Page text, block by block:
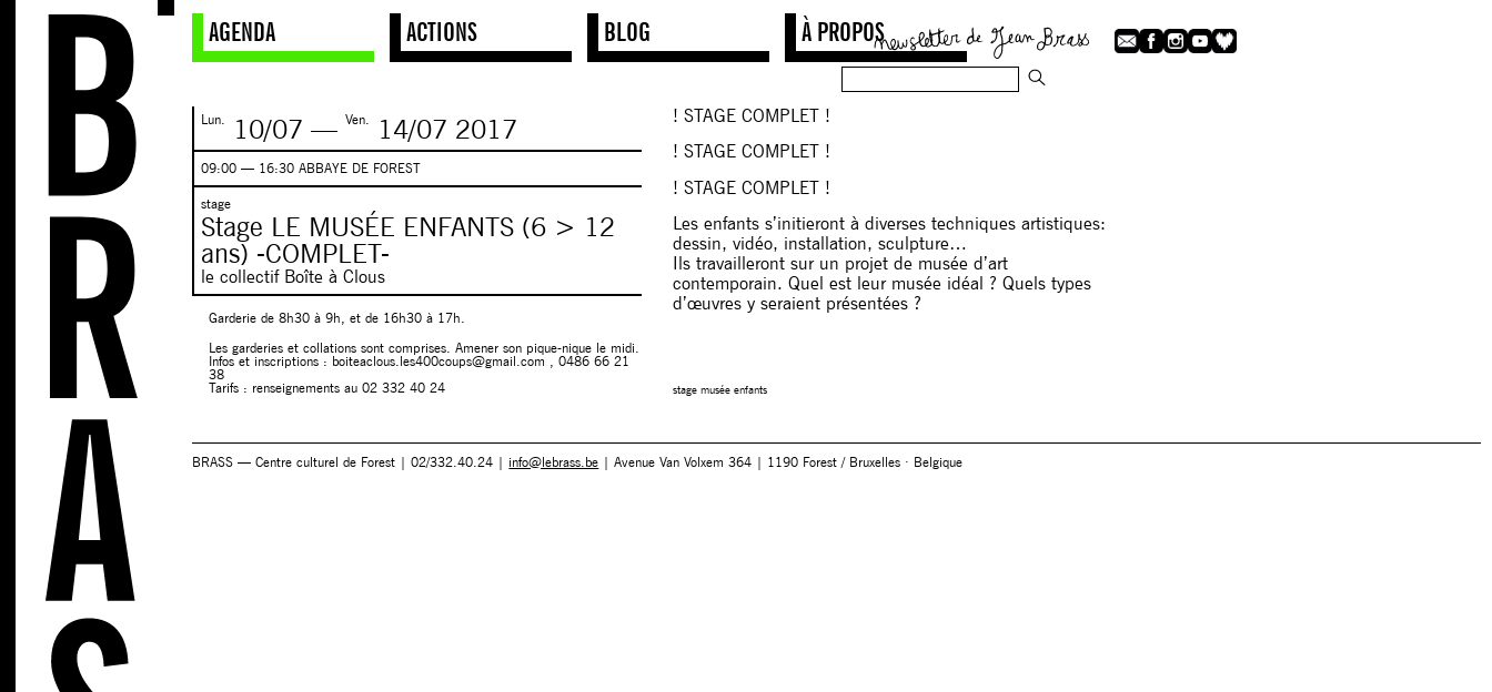
AGENDA ACTIONS BLOG À PROPOS
Lun. 10/07 — Ven. 14/07 2017
09:00 — 16:30 ABBAYE DE FOREST
stage
Stage LE MUSÉE ENFANTS (6 > 12
ans) -COMPLET-
le collectif Boîte à Clous
Garderie de 8h30 à 9h, et de 16h30 à 17h.
Les garderies et collations sont comprises. Amener son pique-nique le midi.
Infos et inscriptions : boiteaclous.les400coups@gmail.com , 0486 66 21
38
Tarifs : renseignements au 02 332 40 24
! STAGE COMPLET !
! STAGE COMPLET !
! STAGE COMPLET !
Les enfants s’initieront à diverses techniques artistiques:
dessin, vidéo, installation, sculpture…
Ils travailleront sur un projet de musée d’art
contemporain. Quel est leur musée idéal ? Quels types
d’œuvres y seraient présentées ?
stage musée enfants
BRASS — Centre culturel de Forest | 02/332.40.24 | info@lebrass.be | Avenue Van Volxem 364 | 1190 Forest / Bruxelles · Belgique